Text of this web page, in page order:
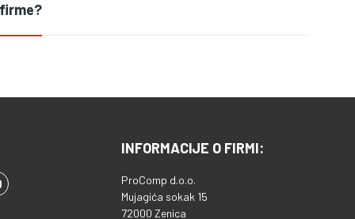
INFORMACIJE O FIRMI:
ProComp d.o.o.
Mujagića sokak 15
72000 Zenica